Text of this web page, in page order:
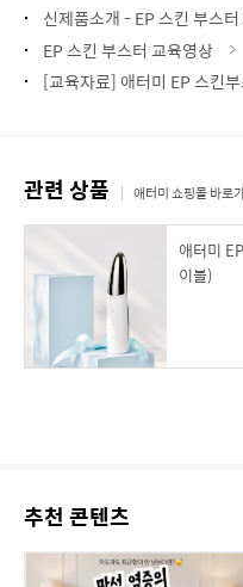
신제품소개 - EP 스킨 부스
EP 스킨 부스터 교육영상
[교육자료] 애터미 EP 스킨
관련 상품 애터미 쇼핑몰 바로
애터미
이블)
추천 콘텐츠